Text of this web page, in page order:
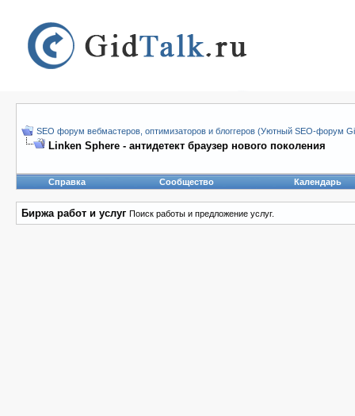
SEO форум вебмастеров, оптимизаторов и блоггеров (Уютный SEO-форум
Linken Sphere - антидетект браузер нового поколения
Справка Сообщество Календарь
Биржа работ и услуг Поиск работы и предложение услуг.